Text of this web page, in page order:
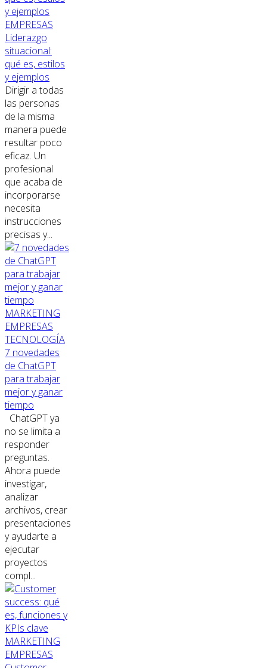
EMPRESAS
Liderazgo
situacional:
qué es, estilos
y ejemplos
Dirigir a todas
las personas
de la misma
manera puede
resultar poco
eficaz. Un
profesional
que acaba de
incorporarse
necesita
instrucciones
precisas y...
MARKETING
EMPRESAS
TECNOLOGÍA
7 novedades
de ChatGPT
para trabajar
mejor y ganar
tiempo
ChatGPT ya
no se limita a
responder
preguntas.
Ahora puede
investigar,
analizar
archivos, crear
presentaciones
y ayudarte a
ejecutar
proyectos
compl...
MARKETING
EMPRESAS